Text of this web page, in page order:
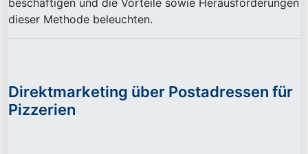
beschäftigen und die Vorteile sowie Herausforderungen
dieser Methode beleuchten.
Direktmarketing über Postadressen für
Pizzerien